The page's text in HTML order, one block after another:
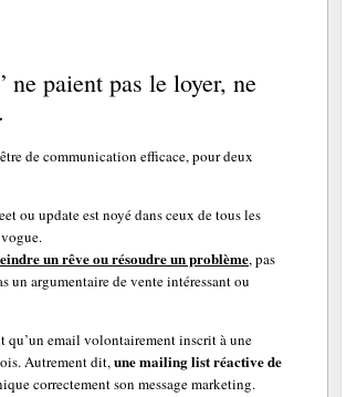
paient pas le loyer, ne
de communication efficace, pour deux
ou update est noyé dans ceux de tous les
un rêve ou résoudre un problème, pas
un argumentaire de vente intéressant ou
qu’un email volontairement inscrit à une
Autrement dit,une mailing list réactive de
correctement son message marketing.